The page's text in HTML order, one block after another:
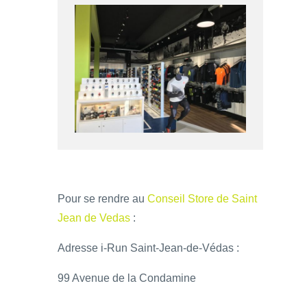
Pour se rendre au Conseil Store de Saint
Jean de Vedas :
Adresse i-Run Saint-Jean-de-Védas :
99 Avenue de la Condamine